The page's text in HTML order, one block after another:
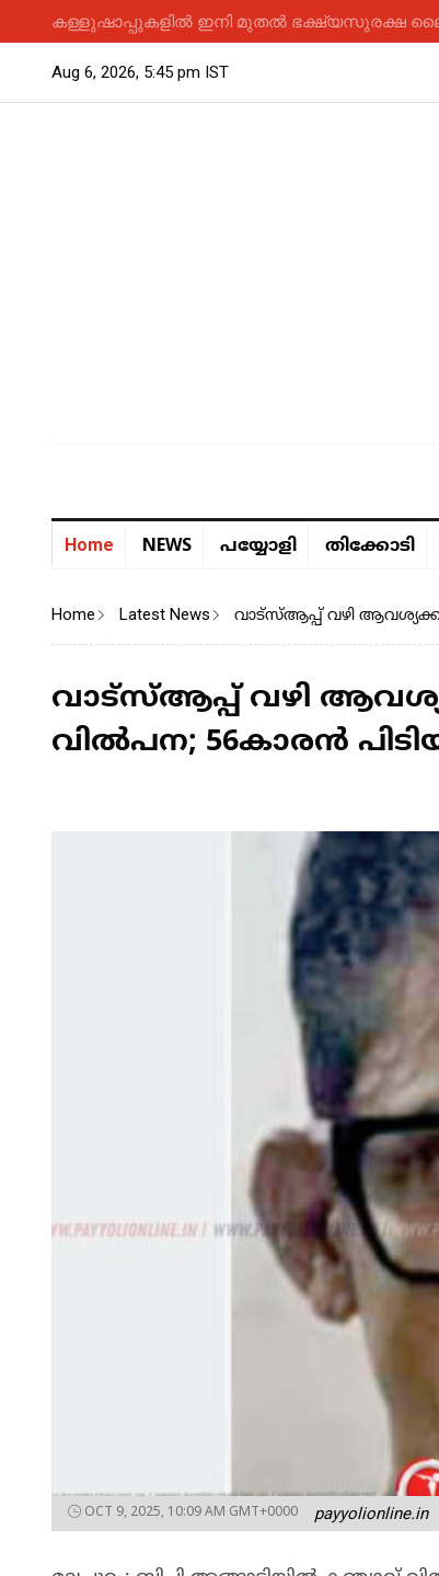
കള്ളുഷാപ്പുകളിൽ ഇനി മുതൽ ഭക്ഷ്യസുരക്ഷ
Aug 6, 2026, 5:45 pm IST
Home NEWS പയ്യോളി തിക്കോടി
Home Latest News വാട്സ്ആപ്പ് വഴി
വാട്സ്ആപ്പ് വഴി
വില്‍പന; 56കാരൻ
OCT 9, 2025, 10:09 AM GMT+0000 payyolionline.in